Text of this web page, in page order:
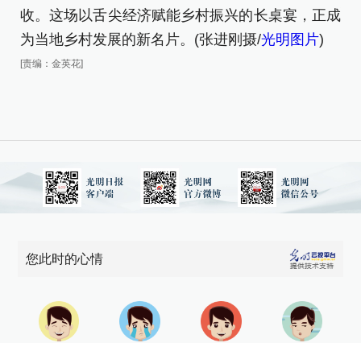
收。这场以舌尖经济赋能乡村振兴的长桌宴，正成
为当地乡村发展的新名片。(张进刚摄/光明图片)
[责编：金英花]
您此时的心情